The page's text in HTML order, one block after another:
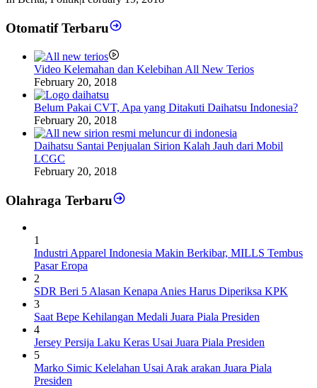
Otomatif Terbaru
Video Kelemahan dan Kelebihan All New Terios
February 20, 2018
Belum Pakai CVT, Apa yang Ditakuti Daihatsu Indonesia?
February 20, 2018
Daihatsu Santai Penjualan Sirion Kalah Jauh dari Mobil
LCGC
February 20, 2018
Olahraga Terbaru
1
Industri Apparel Indonesia Makin Berkibar, MILLS Tembus
Pasar Eropa
2
SDR Beri 5 Alasan Kenapa Anies Harus Diperiksa KPK
3
Saat Bepe Kehilangan Medali Juara Piala Presiden
4
Jersey Persija Laku Keras Usai Juara Piala Presiden
5
Marko Simic Kelelahan Usai Arak arakan Juara Piala
Presiden